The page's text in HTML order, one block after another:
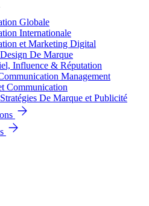
Globale
Internationale
et Marketing Digital
De Marque
Influence & Réputation
Management
Communication
De Marque et Publicité